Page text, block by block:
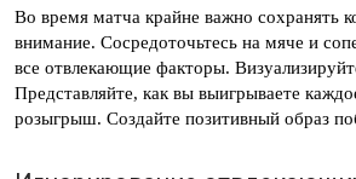
Во время матча крайне важно сохранять
внимание. Сосредоточьтесь на мяче и
все отвлекающие факторы.
Представляйте, как вы выигрываете
розыгрыш. Создайте позитивный образ